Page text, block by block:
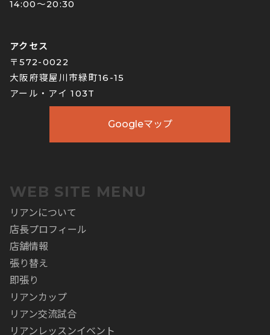
14:00〜20:30
アクセス
〒572-0022
大阪府寝屋川市緑町16-15
アール・アイ 103T
Googleマップ
WEB SITE MENU
リアンについて
店長プロフィール
店舗情報
張り替え
即張り
リアンカップ
リアン交流試合
リアンレッスンイベント